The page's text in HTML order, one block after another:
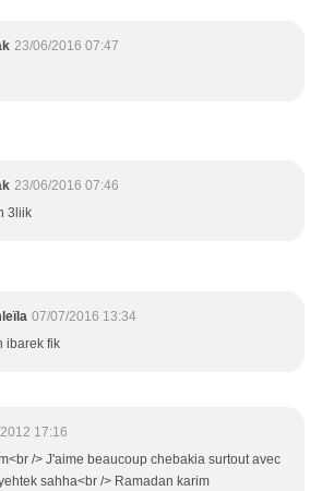
23/06/2016 07:47
23/06/2016 07:46
3liik
07/07/2016 13:34
ibarek fik
17:16
/> J'aime beaucoup chebakia surtout avec
sahha<br /> Ramadan karim